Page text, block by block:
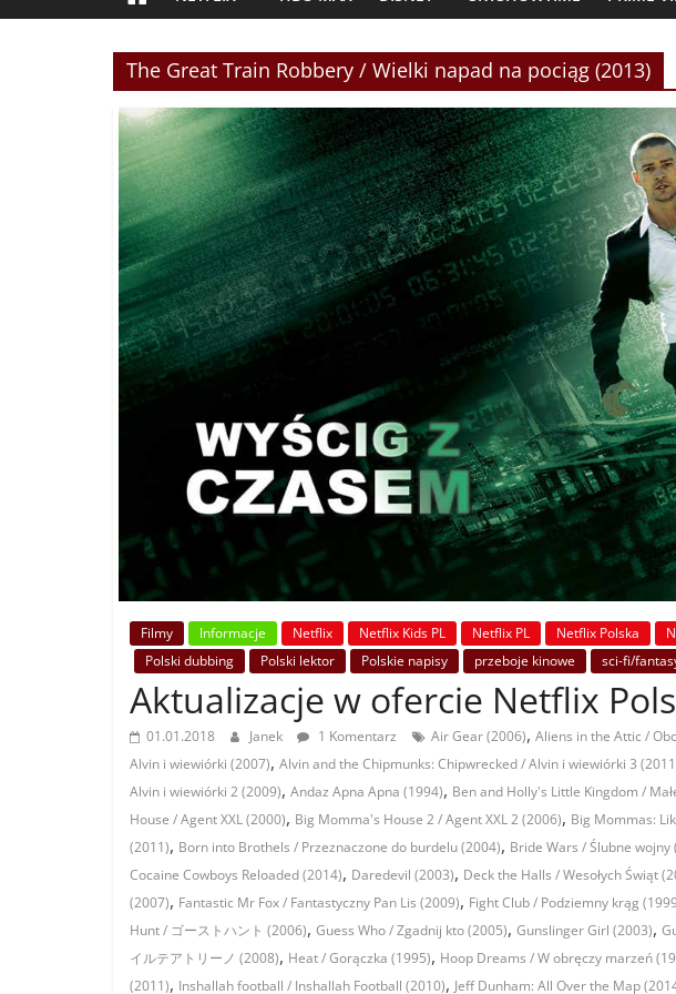
The Great Train Robbery / Wielki napad na pociąg (2013)
Filmy Informacje Netflix Netflix Kids PL Netflix PL Netflix Polska
Polski dubbing
Polski lektor Polskie napisy przeboje kinowe sci-fi/
Aktualizacje w ofercie Netflix
01.01.2018 Janek 1 Komentarz Air Gear (2006), Aliens in the Attic /
Alvin i wiewiórki (2007), Alvin and the Chipmunks: Chipwrecked / Alvin i wiewiórki 3
Alvin i wiewiórki 2 (2009), Andaz Apna Apna (1994), Ben and Holly's Little Kingdom /
House / Agent XXL (2000), Big Momma's House 2 / Agent XXL 2 (2006), Big Mommas:
(2011), Born into Brothels / Przeznaczone do burdelu (2004), Bride Wars / Ślubne wojny
Cocaine Cowboys Reloaded (2014), Daredevil (2003), Deck the Halls / Wesołych Świąt
(2007), Fantastic Mr Fox / Fantastyczny Pan Lis (2009), Fight Club / Podziemny krąg
Hunt / ゴーストハント (2006), Guess Who / Zgadnij kto (2005), Gunslinger Girl (2003),
イルテアトリーノ (2008), Heat / Gorączka (1995), Hoop Dreams / W obręczy marzeń
(2011), Inshallah football / Inshallah Football (2010), Jeff Dunham: All Over the Map